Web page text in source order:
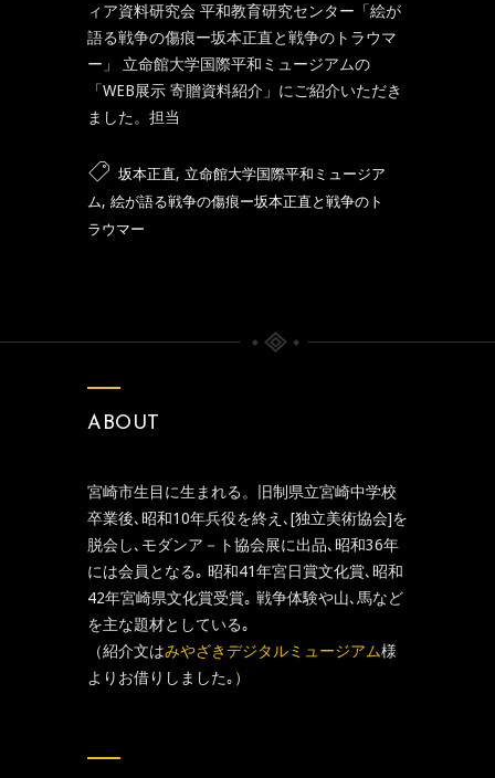
ィア資料研究会 平和教育研究センター「絵が
語る戦争の傷痕ー坂本正直と戦争のトラウマ
ー」 立命館大学国際平和ミュージアムの
「WEB展示 寄贈資料紹介」にご紹介いただき
ました。担当
坂本正直, 立命館大学国際平和ミュージア
ム, 絵が語る戦争の傷痕ー坂本正直と戦争のト
ラウマー
ABOUT
宮崎市生目に生まれる。旧制県立宮崎中学校
卒業後､昭和10年兵役を終え､[独立美術協会]を
脱会し､モダンア－ト協会展に出品､昭和36年
には会員となる｡ 昭和41年宮日賞文化賞､昭和
42年宮崎県文化賞受賞｡ 戦争体験や山､馬など
を主な題材としている｡
（紹介文はみやざきデジタルミュージアム様
よりお借りしました｡）